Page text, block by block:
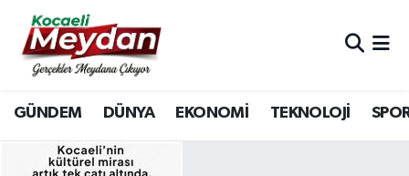
GÜNDEM DÜNYA EKONOMİ TEKNOLOJİ
Nöbetçi Eczaneler
Hava Durumu
Trafik Durumu